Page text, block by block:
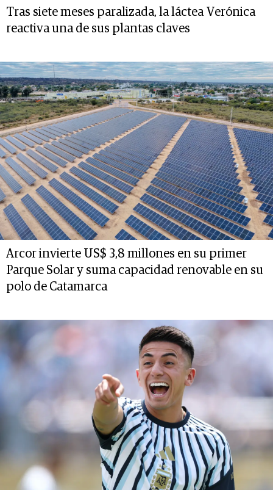
Tras siete meses paralizada, la láctea Verónica
reactiva una de sus plantas claves
Arcor invierte US$ 3,8 millones en su primer
Parque Solar y suma capacidad renovable en su
polo de Catamarca